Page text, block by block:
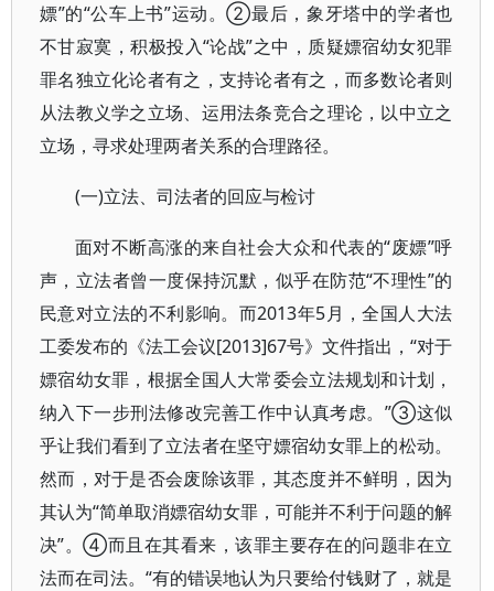
嫖”的“公车上书”运动。②最后，象牙塔中的学者也
不甘寂寞，积极投入“论战”之中，质疑嫖宿幼女犯罪
罪名独立化论者有之，支持论者有之，而多数论者则
从法教义学之立场、运用法条竞合之理论，以中立之
立场，寻求处理两者关系的合理路径。
(一)立法、司法者的回应与检讨
面对不断高涨的来自社会大众和代表的“废嫖”呼
声，立法者曾一度保持沉默，似乎在防范“不理性”的
民意对立法的不利影响。而2013年5月，全国人大法
工委发布的《法工会议[2013]67号》文件指出，“对于
嫖宿幼女罪，根据全国人大常委会立法规划和计划，
纳入下一步刑法修改完善工作中认真考虑。”③这似
乎让我们看到了立法者在坚守嫖宿幼女罪上的松动。
然而，对于是否会废除该罪，其态度并不鲜明，因为
其认为“简单取消嫖宿幼女罪，可能并不利于问题的解
决”。④而且在其看来，该罪主要存在的问题非在立
法而在司法。“有的错误地认为只要给付钱财了，就是